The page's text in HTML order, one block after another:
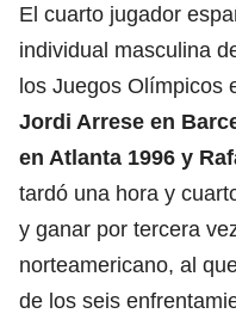
El cuarto jugador
individual masculina
los Juegos Olímpicos
Jordi Arrese en
en Atlanta 1996 y
tardó una hora y
y ganar por tercera
norteamericano, al
de los seis